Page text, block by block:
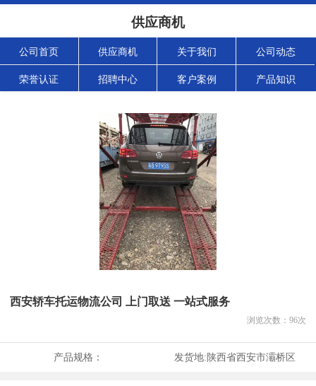
供应商机
公司首页 供应商机 关于我们 公司动态
荣誉认证 招聘中心 客户案例 产品知识
西安轿车托运物流公司 上门取送 一站式服务
浏览次数： 96次
产品规格： 发货地:陕西省西安市灞桥区